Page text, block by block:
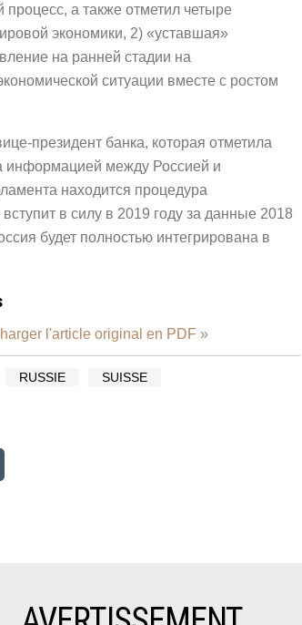
а также отметил четыре
экономики, 2) «уставшая»
на ранней стадии на
ситуации вместе с ростом
президент банка, которая отметила
информацией между Россией и
находится процедура
в силу в 2019 году за данные 2018
будет полностью интегрирована в
l'article original en PDF »
RUSSIE SUISSE